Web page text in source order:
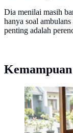
Dia menilai masih
hanya soal
penting adalah
Dokter
pada bayi
(Ilustrasi Foto